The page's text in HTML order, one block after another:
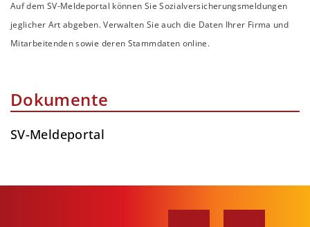
Auf dem SV-Meldeportal können Sie Sozialversicherungsmeldungen
jeglicher Art abgeben. Verwalten Sie auch die Daten Ihrer Firma und
Mitarbeitenden sowie deren Stammdaten online.
Dokumente
SV-Meldeportal